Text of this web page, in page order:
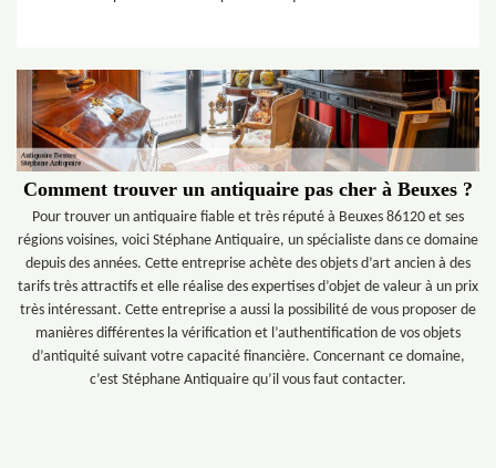
Comment trouver un antiquaire pas cher à Beuxes ?
Pour trouver un antiquaire fiable et très réputé à Beuxes 86120 et ses
régions voisines, voici Stéphane Antiquaire, un spécialiste dans ce domaine
depuis des années. Cette entreprise achète des objets d’art ancien à des
tarifs très attractifs et elle réalise des expertises d’objet de valeur à un prix
très intéressant. Cette entreprise a aussi la possibilité de vous proposer de
manières différentes la vérification et l’authentification de vos objets
d’antiquité suivant votre capacité financière. Concernant ce domaine,
c’est Stéphane Antiquaire qu’il vous faut contacter.